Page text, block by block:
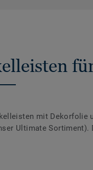
mit Dekorfolie
Ultimate Sortiment).